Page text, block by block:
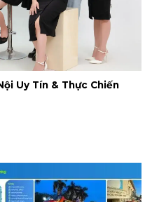
Uy Tín & Thực Chiến